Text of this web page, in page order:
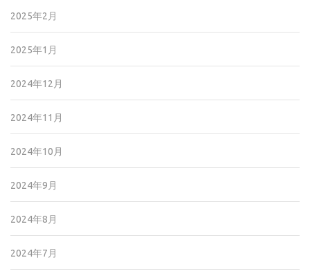
2025年2月
2025年1月
2024年12月
2024年11月
2024年10月
2024年9月
2024年8月
2024年7月